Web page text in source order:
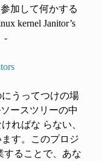
加して何かする
kernel Janitor’s
-
うってつけの場
ースツリーの中
ればな らない、
す。このプロジ
することで、あな